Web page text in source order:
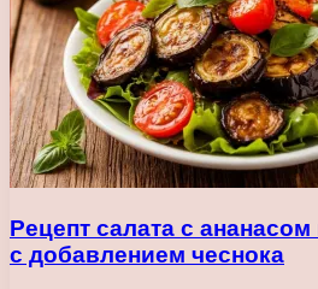
Рецепт салата с
с добавлением чеснока